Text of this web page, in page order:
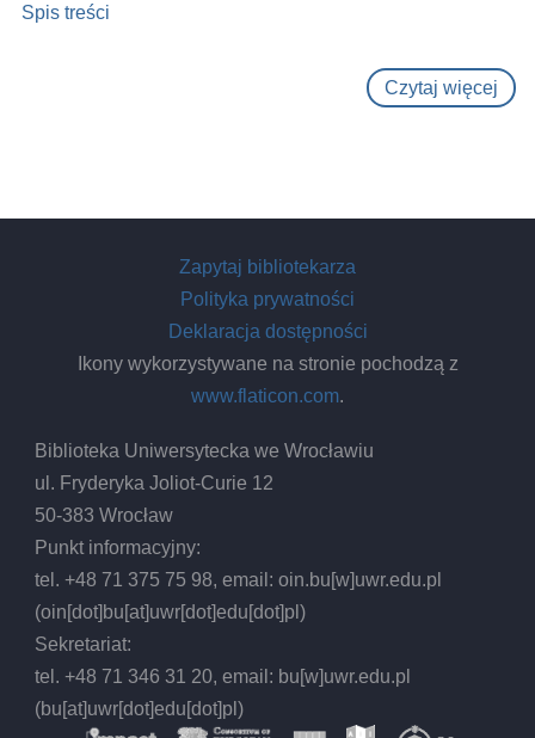
Spis treści
Czytaj więcej
Zapytaj bibliotekarza
Polityka prywatności
Deklaracja dostępności
Ikony wykorzystywane na stronie pochodzą z
www.flaticon.com.
Biblioteka Uniwersytecka we Wrocławiu
ul. Fryderyka Joliot-Curie 12
50-383 Wrocław
Punkt informacyjny:
tel. +48 71 375 75 98, email:oin.bu[w]uwr.edu.pl
(oin[dot]bu[at]uwr[dot]edu[dot]pl)
Sekretariat:
tel. +48 71 346 31 20, email: bu[w]uwr.edu.pl
(bu[at]uwr[dot]edu[dot]pl)